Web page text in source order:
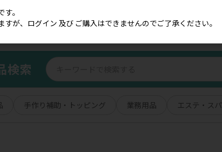
検索
手作り補助・トッピング 業務用品 エステ・スパ
。
が、ログイン 及び ご購入はできませんのでご了承ください。